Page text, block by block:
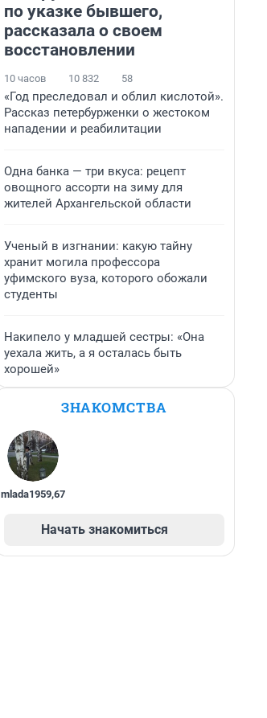
по указке бывшего,
рассказала о своем
восстановлении
10 часов 10 832 58
«Год преследовал и облил кислотой».
Рассказ петербурженки о жестоком
нападении и реабилитации
Одна банка — три вкуса: рецепт
овощного ассорти на зиму для
жителей Архангельской области
Ученый в изгнании: какую тайну
хранит могила профессора
уфимского вуза, которого обожали
студенты
Накипело у младшей сестры: «Она
уехала жить, а я осталась быть
хорошей»
ЗНАКОМСТВА
mlada1959,67
Начать знакомиться